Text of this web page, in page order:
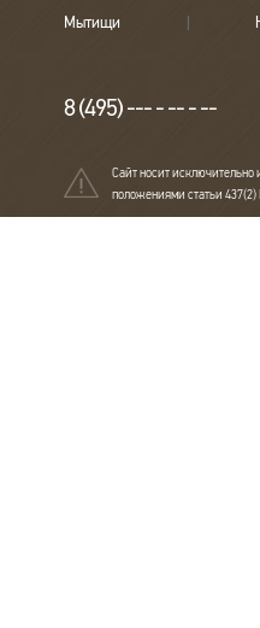
Мытищи
8 (495) --- - -- - --
Сайт носит исключительно
положениями статьи